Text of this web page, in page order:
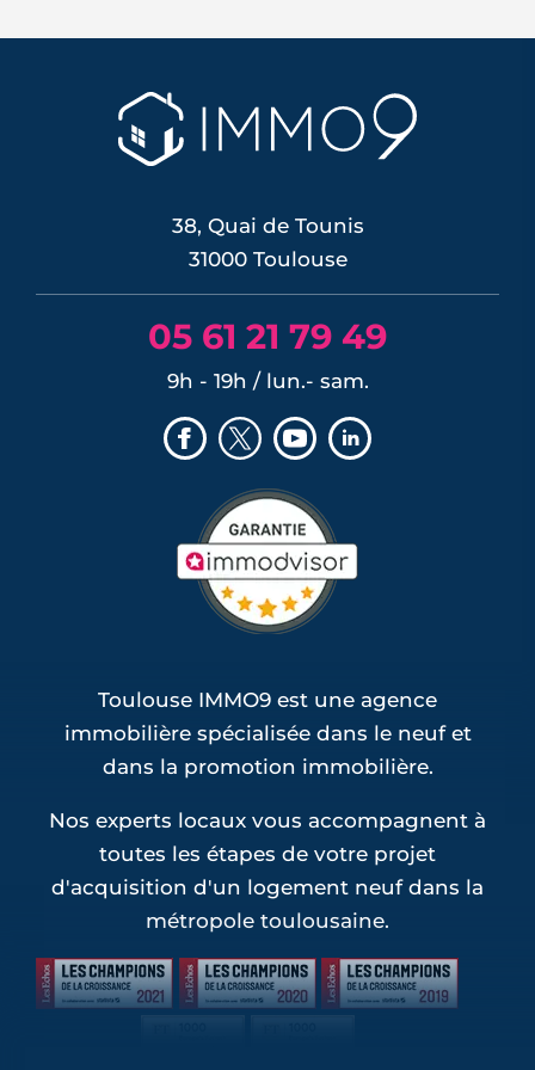
Écoles, culture, sport, transports, prix
de l'immobilier et avis des habitants :
tour d'horizon complet d'une
commune...
38, Quai de Tounis
31000 Toulouse
05 61 21 79 49
9h - 19h / lun.- sam.
Toulouse IMMO9 est une agence
immobilière spécialisée dans le neuf et
dans la promotion immobilière.
Nos experts locaux vous accompagnent à
toutes les étapes de votre projet
d'acquisition d'un logement neuf dans la
métropole toulousaine.